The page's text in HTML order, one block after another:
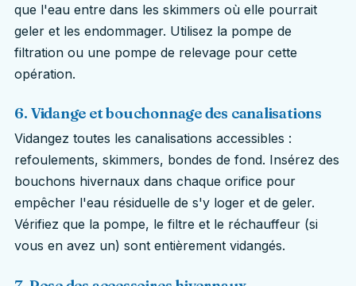
que l'eau entre dans les skimmers où elle pourrait
geler et les endommager. Utilisez la pompe de
filtration ou une pompe de relevage pour cette
opération.
6. Vidange et bouchonnage des canalisations
Vidangez toutes les canalisations accessibles :
refoulements, skimmers, bondes de fond. Insérez des
bouchons hivernaux dans chaque orifice pour
empêcher l'eau résiduelle de s'y loger et de geler.
Vérifiez que la pompe, le filtre et le réchauffeur (si
vous en avez un) sont entièrement vidangés.